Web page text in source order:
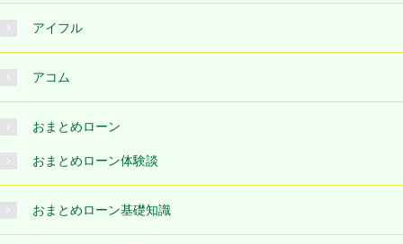
アイフル
アコム
おまとめローン
おまとめローン体験談
おまとめローン基礎知識